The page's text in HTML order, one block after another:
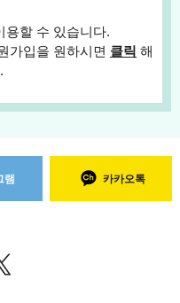
용할 수 있습니다.
가입을 원하시면 클릭 해
램 카카오톡